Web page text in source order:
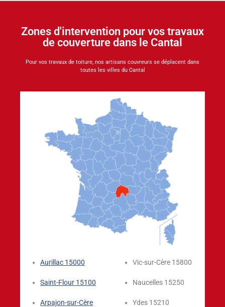
Zones d'intervention pour vos travaux
de couverture dans le Cantal
Pour vos travaux de toiture, nos artisans couvreurs se déplacent dans
toutes les villes du Cantal
Aurillac 15000
Saint-Flour 15100
Arpajon-sur-Cère
Vic-sur-Cère 15800
Naucelles 15250
Ydes 15210